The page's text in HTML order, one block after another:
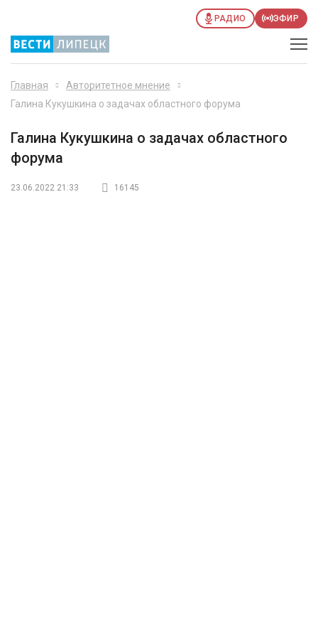
РАДИО ЭФИР
Главная
Авторитетное мнение
Галина Кукушкина о задачах областного форума
Галина Кукушкина о задачах областного
форума
23.06.2022 21:33 16145